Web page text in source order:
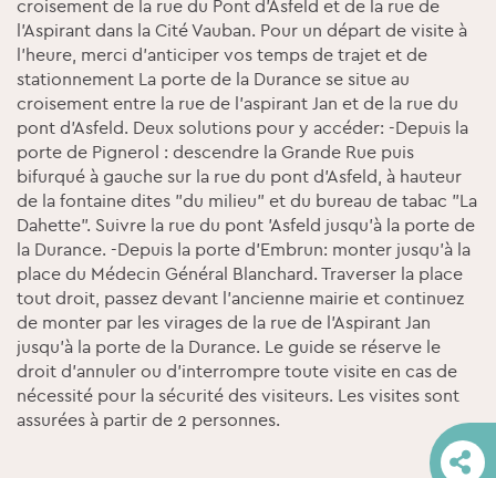
croisement de la rue du Pont d'Asfeld et de la rue de
l'Aspirant dans la Cité Vauban. Pour un départ de visite à
l’heure, merci d’anticiper vos temps de trajet et de
stationnement La porte de la Durance se situe au
croisement entre la rue de l'aspirant Jan et de la rue du
pont d'Asfeld. Deux solutions pour y accéder: -Depuis la
porte de Pignerol : descendre la Grande Rue puis
bifurqué à gauche sur la rue du pont d'Asfeld, à hauteur
de la fontaine dites "du milieu" et du bureau de tabac "La
Dahette". Suivre la rue du pont 'Asfeld jusqu'à la porte de
la Durance. -Depuis la porte d'Embrun: monter jusqu'à la
place du Médecin Général Blanchard. Traverser la place
tout droit, passez devant l'ancienne mairie et continuez
de monter par les virages de la rue de l'Aspirant Jan
jusqu'à la porte de la Durance. Le guide se réserve le
droit d'annuler ou d'interrompre toute visite en cas de
nécessité pour la sécurité des visiteurs. Les visites sont
assurées à partir de 2 personnes.